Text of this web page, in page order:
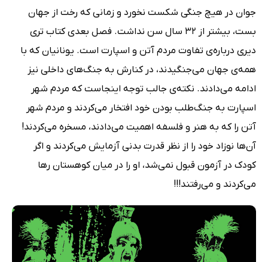
جوان در هیچ جنگی شکست نخورد و زمانی که رخت از جهان
بست، بیشتر از 32 سال سن نداشت. فصل بعدی کتاب تری
دیری درباره‌ی تفاوت مردم آتن و اسپارت است. یونانیان که با
همه‌ی جهان می‌جنگیدند، در کنارش به جنگ‌های داخلی نیز
ادامه می‌دادند. نکته‌ی جالب توجه اینجاست که مردم شهر
اسپارت به جنگ‌طلب بودن خود افتخار می‌کردند و مردم شهر
آتن را که به هنر و فلسفه اهمیت می‌دادند، مسخره می‌کردند!
آن‌ها نوزاد خود را از نظر قدرت بدنی آزمایش می‌کردند و اگر
کودک در آزمون قبول نمی‌شد، او را در میان کوهستان رها
می‌کردند و می‌رفتند!!!